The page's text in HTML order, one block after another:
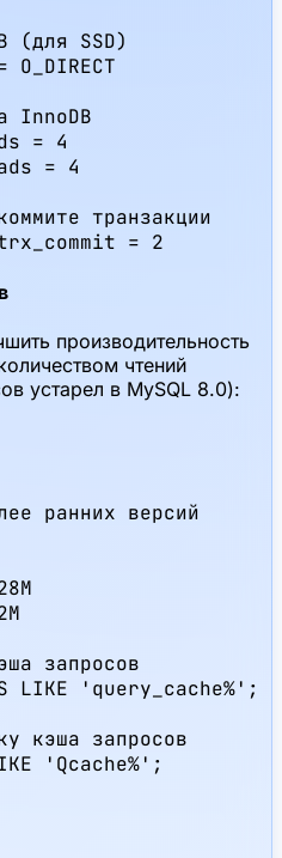
(для SSD)
InnoDB
= 4
= 4
транзакции
= 2
производительность
чтений
устарел в MySQL 8.0):
ранних версий
запросов
LIKE 'query_cache%';
кэша запросов
'Qcache%';